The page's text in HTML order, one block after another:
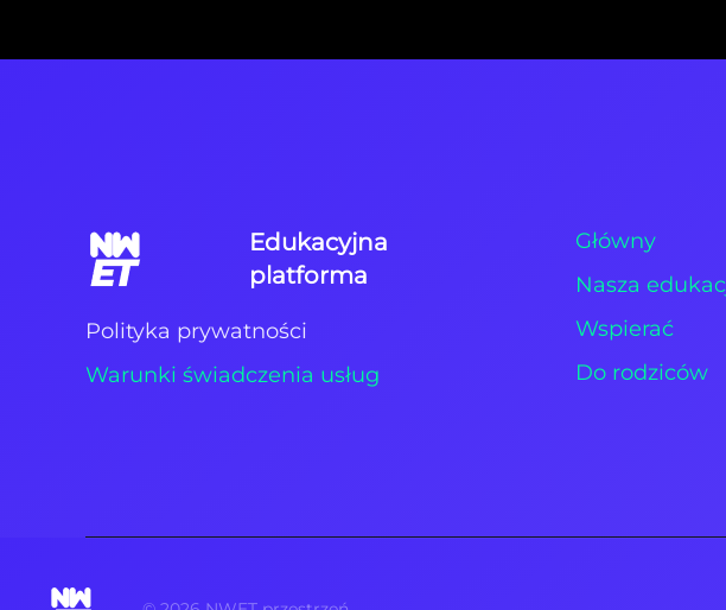
Edukacyjna
platforma
Polityka prywatności
Warunki świadczenia usług
Główny
Nasza
Wspierać
Do rodziców